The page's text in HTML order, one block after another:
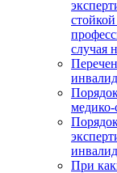
случая
медико-
При